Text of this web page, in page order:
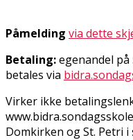
Påmelding via dette
Betaling:egenandel
betales via
Virker ikke
Domkirken og St. Petri